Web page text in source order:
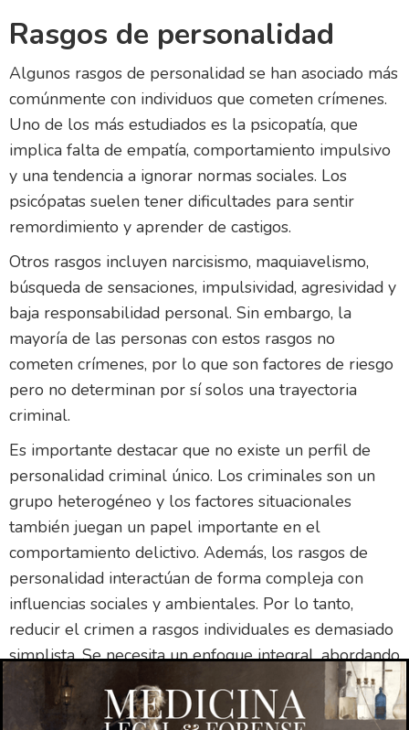
Rasgos de personalidad
Algunos rasgos de personalidad se han asociado más
comúnmente con individuos que cometen crímenes.
Uno de los más estudiados es la psicopatía, que
implica falta de empatía, comportamiento impulsivo
y una tendencia a ignorar normas sociales. Los
psicópatas suelen tener dificultades para sentir
remordimiento y aprender de castigos.
Otros rasgos incluyen narcisismo, maquiavelismo,
búsqueda de sensaciones, impulsividad, agresividad y
baja responsabilidad personal. Sin embargo, la
mayoría de las personas con estos rasgos no
cometen crímenes, por lo que son factores de riesgo
pero no determinan por sí solos una trayectoria
criminal.
Es importante destacar que no existe un perfil de
personalidad criminal único. Los criminales son un
grupo heterogéneo y los factores situacionales
también juegan un papel importante en el
comportamiento delictivo. Además, los rasgos de
personalidad interactúan de forma compleja con
influencias sociales y ambientales. Por lo tanto,
reducir el crimen a rasgos individuales es demasiado
simplista. Se necesita un enfoque integral, abordando
factores psicológicos, sociales y ambientales.